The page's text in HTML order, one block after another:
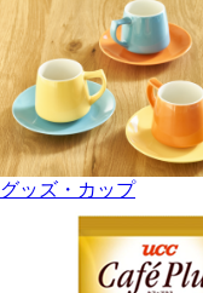
グッズ・カップ